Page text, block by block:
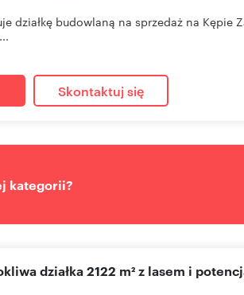
działkę budowlaną na sprzedaż na
Skontaktuj się
kategorii?
działka 2122 m² z lasem i